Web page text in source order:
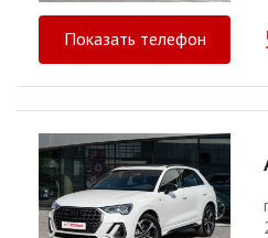
Показать телефон